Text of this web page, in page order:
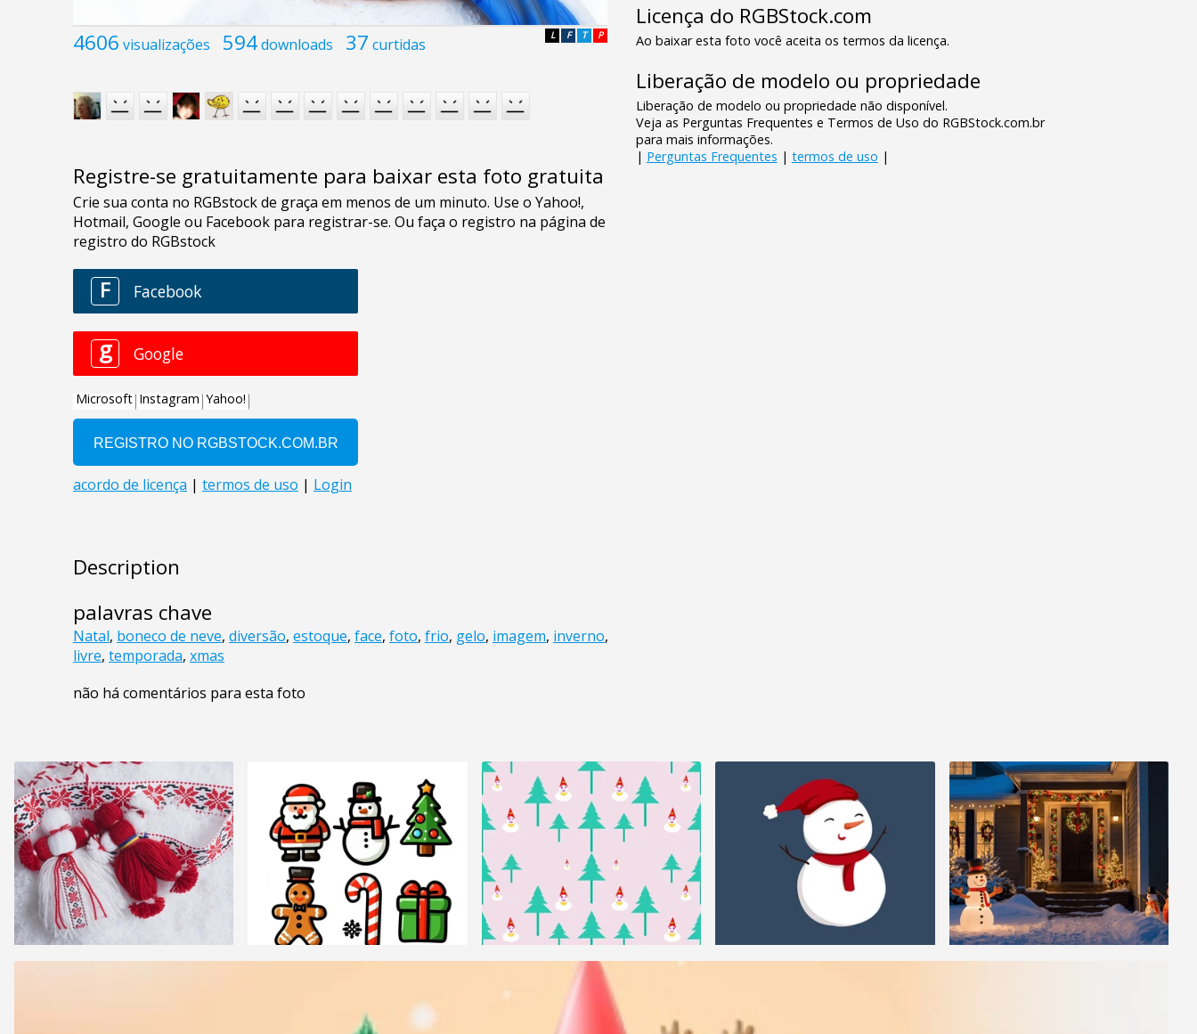
4606 visualizações 594downloads 37 curtidas P
T
F
L
Registre-se gratuitamente para baixar esta foto gratuita
Description
palavras chave
Natal, boneco de neve, diversão, estoque, face, foto, frio, gelo, imagem, inverno,
livre, temporada, xmas
não há comentários para esta foto
Licença do RGBStock.com
Ao baixar esta foto você aceita os termos da licença.
Liberação de modelo ou propriedade
Liberação de modelo ou propriedade não disponível.
Veja as Perguntas Frequentes e Termos de Uso do RGBStock.com.br
para mais informações.
| Perguntas Frequentes | termos de uso |